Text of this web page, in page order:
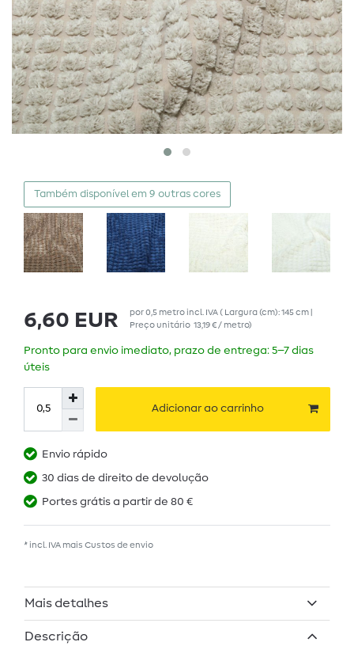
Também disponível em 9 outras cores
6,60 EUR por0,5 metroincl. IVA( Largura (cm): 145 cm |
Preço unitário 13,19 € / metro)
Pronto para envio imediato, prazo de entrega: 5–7 dias
úteis
Adicionar ao carrinho
Envio rápido
30 dias de direito de devolução
Portes grátis a partir de 80 €
* incl. IVA mais Custos de envio
Mais detalhes
Descrição